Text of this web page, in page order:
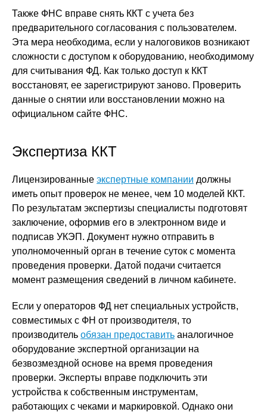
Также ФНС вправе снять ККТ с учета без
предварительного согласования с пользователем.
Эта мера необходима, если у налоговиков возникают
сложности с доступом к оборудованию, необходимому
для считывания ФД. Как только доступ к ККТ
восстановят, ее зарегистрируют заново. Проверить
данные о снятии или восстановлении можно на
официальном сайте ФНС.
Экспертиза ККТ
Лицензированные экспертные компании должны
иметь опыт проверок не менее, чем 10 моделей ККТ.
По результатам экспертизы специалисты подготовят
заключение, оформив его в электронном виде и
подписав УКЭП. Документ нужно отправить в
уполномоченный орган в течение суток с момента
проведения проверки. Датой подачи считается
момент размещения сведений в личном кабинете.
Если у операторов ФД нет специальных устройств,
совместимых с ФН от производителя, то
производитель обязан предоставить аналогичное
оборудование экспертной организации на
безвозмездной основе на время проведения
проверки. Эксперты вправе подключить эти
устройства к собственным инструментам,
работающих с чеками и маркировкой. Однако они